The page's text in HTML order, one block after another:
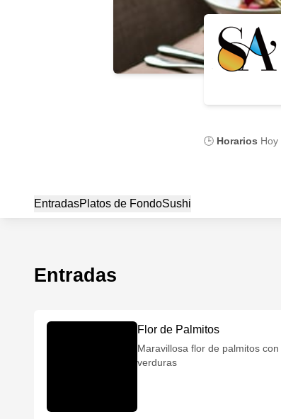
🕒 Horarios Hoy
EntradasPlatos de FondoSushi
Entradas
Flor de Palmitos
Maravillosa flor de palmitos con
verduras